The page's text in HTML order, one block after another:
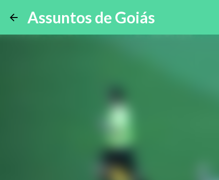
Assuntos de Goiás